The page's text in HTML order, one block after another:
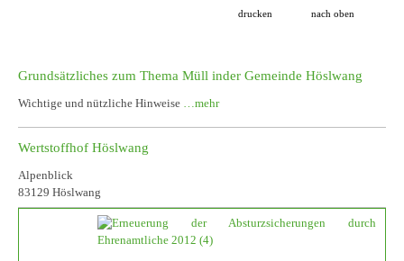
drucken nach oben
Grundsätzliches zum Thema Müll inder Gemeinde Höslwang
Wichtige und nützliche Hinweise …mehr
Wertstoffhof Höslwang
Alpenblick
83129 Höslwang